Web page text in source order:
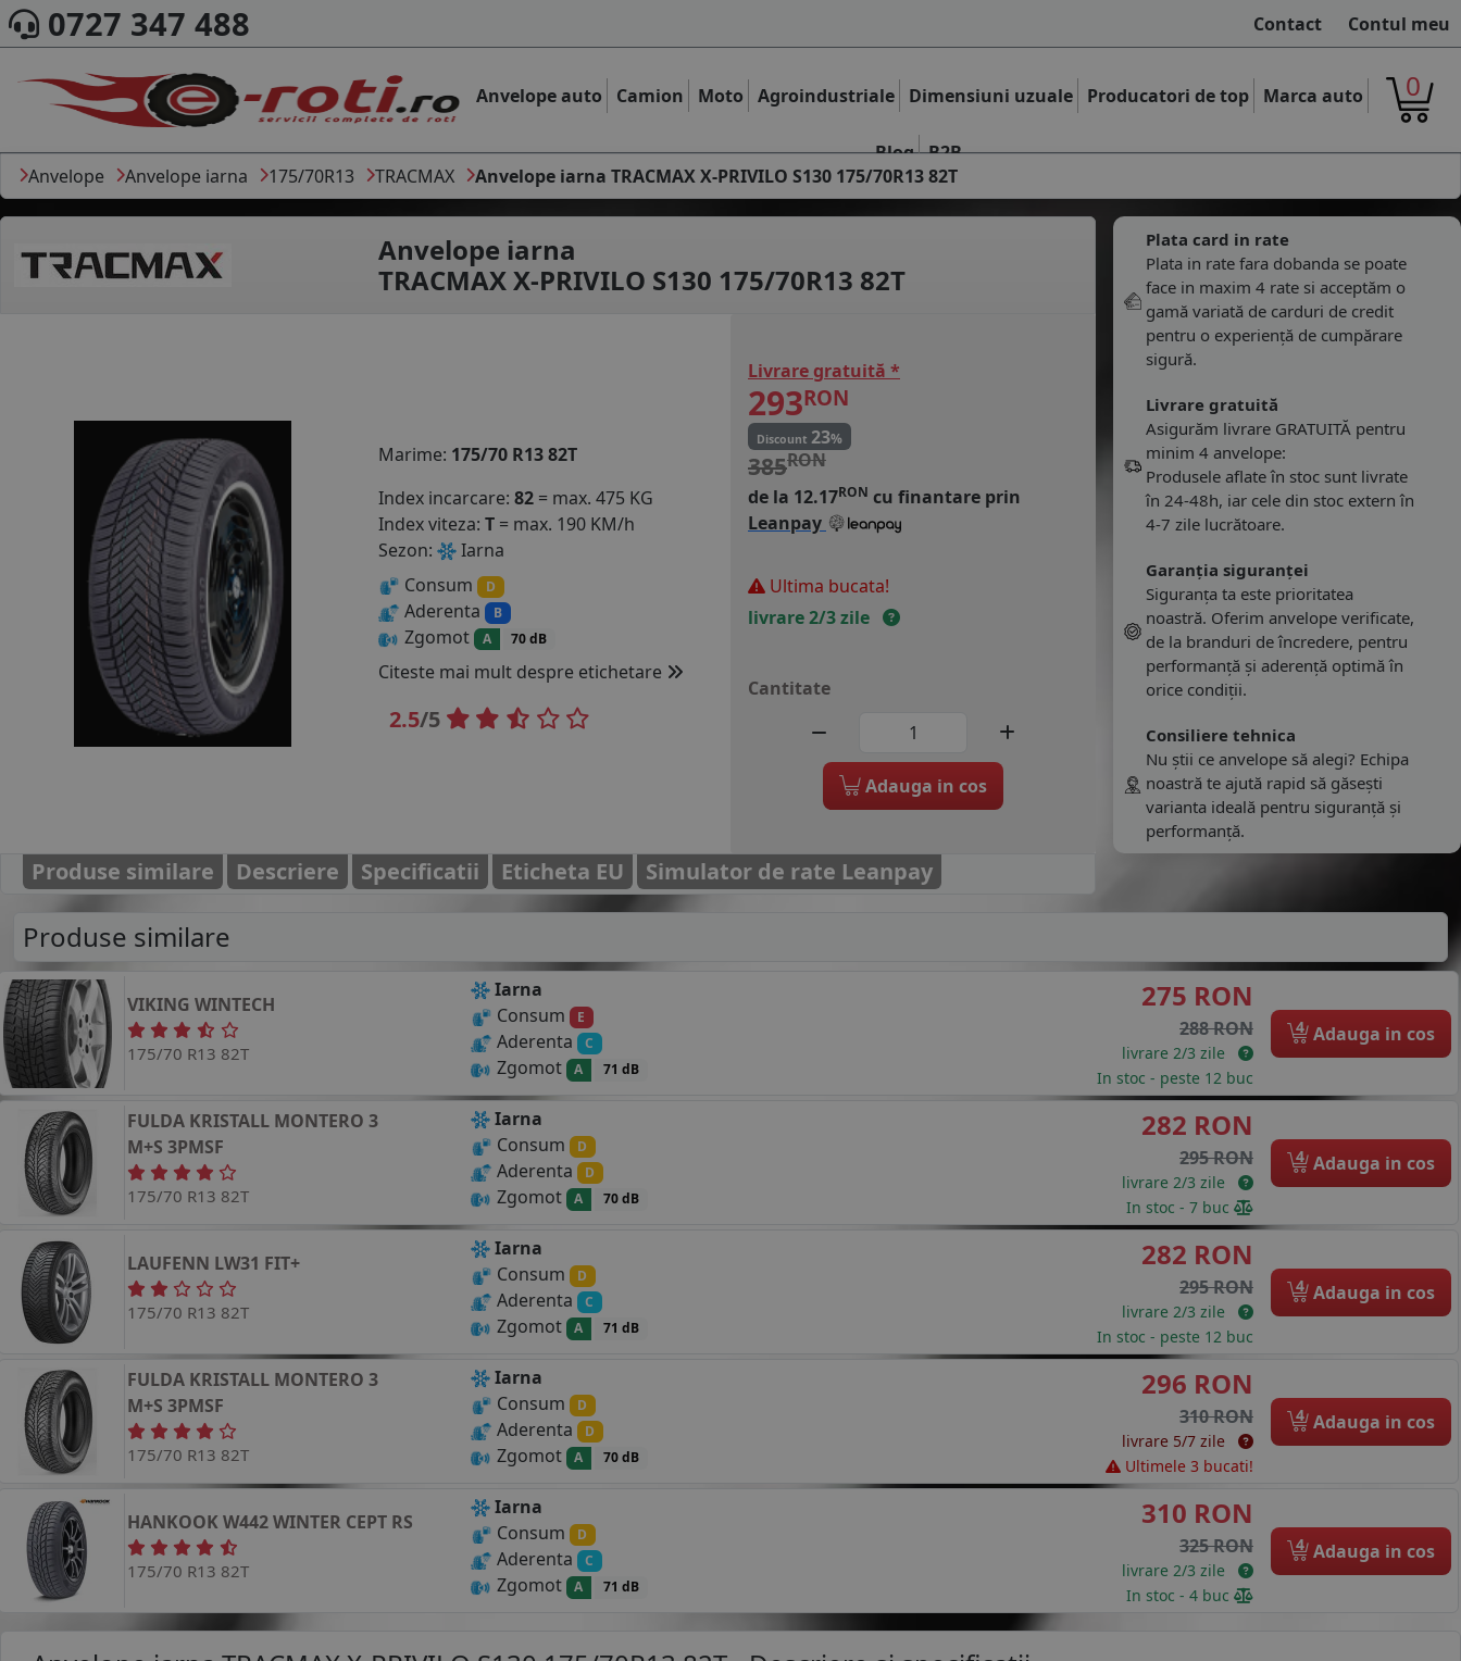
0727 347 488 Contact Contul meu
Anvelope auto Camion Moto Agroindustriale Dimensiuni uzuale Producatori de top Marca auto
Blog B2B
0
Anvelope Anvelope iarna 175/70R13 TRACMAX Anvelope iarna TRACMAX X-PRIVILO S130 175/70R13 82T
Anvelope iarna
TRACMAX X-PRIVILO S130 175/70R13 82T
Marime: 175/70 R13 82T
Index incarcare: 82 = max. 475 KG
Index viteza: T = max. 190 KM/h
Sezon:
Iarna
Consum
D
Aderenta B
Zgomot A 70 dB
Citeste mai mult despre etichetare
2.5/5
Livrare gratuită *
293RON
Discount 23%
385RON
de la 12.17RON cu finantare prin
Leanpay
Ultima bucata!
livrare 2/3 zile
Cantitate
Adauga in cos
Plata card in rate
Plata in rate fara dobanda se poate
face in maxim 4 rate si acceptăm o
gamă variată de carduri de credit
pentru o experiență de cumpărare
sigură.
Livrare gratuită
Asigurăm livrare GRATUITĂ pentru
minim 4 anvelope:
Produsele aflate în stoc sunt livrate
în 24-48h, iar cele din stoc extern în
4-7 zile lucrătoare.
Garanția siguranței
Siguranța ta este prioritatea
noastră. Oferim anvelope verificate,
de la branduri de încredere, pentru
performanță și aderență optimă în
orice condiții.
Consiliere tehnica
Nu știi ce anvelope să alegi? Echipa
noastră te ajută rapid să găsești
varianta ideală pentru siguranță și
performanță.
Produse similare Descriere Specificatii Eticheta EU Simulator de rate Leanpay
Produse similare
VIKING WINTECH
175/70 R13 82T
Iarna
Consum
E
Aderenta C
Zgomot A 71 dB
275 RON
288 RON
livrare 2/3 zile
In stoc - peste 12 buc
4 Adauga in cos
FULDA KRISTALL MONTERO 3
M+S 3PMSF
175/70 R13 82T
Iarna
Consum
D
Aderenta D
Zgomot A 70 dB
282 RON
295 RON
livrare 2/3 zile
In stoc - 7 buc
4 Adauga in cos
LAUFENN LW31 FIT+
175/70 R13 82T
Iarna
Consum
D
Aderenta C
Zgomot A 71 dB
282 RON
295 RON
livrare 2/3 zile
In stoc - peste 12 buc
4 Adauga in cos
FULDA KRISTALL MONTERO 3
M+S 3PMSF
175/70 R13 82T
Iarna
Consum
D
Aderenta D
Zgomot A 70 dB
296 RON
310 RON
livrare 5/7 zile
Ultimele 3 bucati!
4 Adauga in cos
HANKOOKW442 WINTER CEPT RS
175/70 R13 82T
Iarna
Consum
D
Aderenta C
Zgomot A 71 dB
310 RON
325 RON
livrare 2/3 zile
In stoc - 4 buc
4 Adauga in cos